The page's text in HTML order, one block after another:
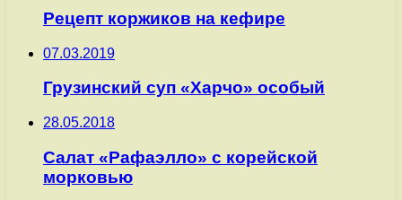
Рецепт коржиков на кефире
07.03.2019
Грузинский суп «Харчо» особый
28.05.2018
Салат «Рафаэлло» с корейской
морковью